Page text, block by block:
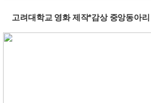
고려대학교 영화 제작*감상 중앙동아